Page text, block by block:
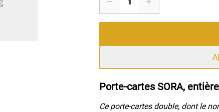
Porte-cartes SORA,
Ce porte-cartes double, dont le